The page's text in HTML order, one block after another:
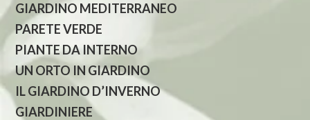
GIARDINO MEDITERRANEO
PARETE VERDE
PIANTE DA INTERNO
UN ORTO IN GIARDINO
IL GIARDINO D’INVERNO
GIARDINIERE